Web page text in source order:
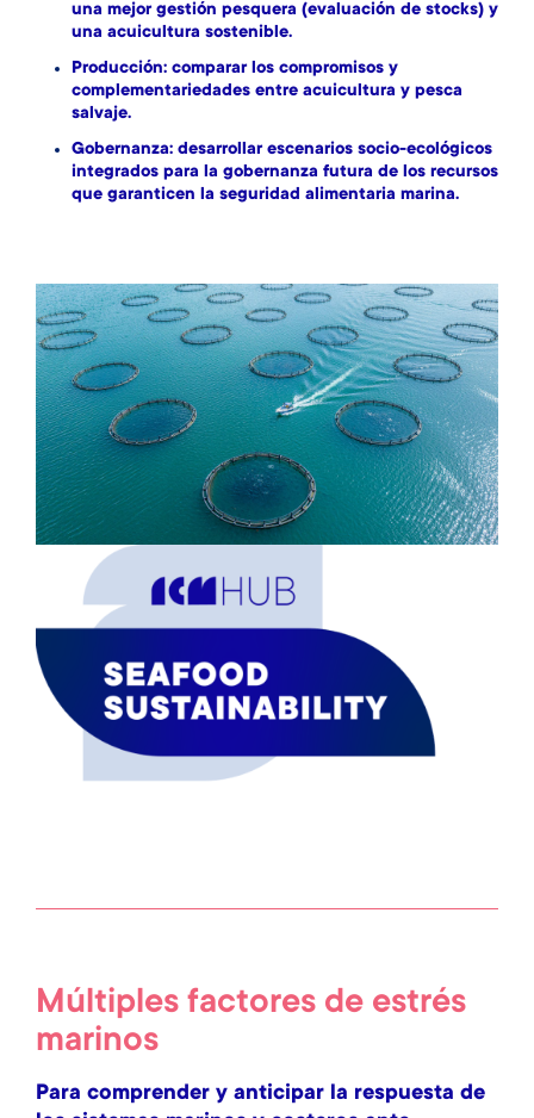
una mejor gestión pesquera (evaluación de stocks) y
una acuicultura sostenible.
Producción: comparar los compromisos y
complementariedades entre acuicultura y pesca
salvaje.
Gobernanza: desarrollar escenarios socio-ecológicos
integrados para la gobernanza futura de los recursos
que garanticen la seguridad alimentaria marina.
Múltiples factores de estrés
marinos
Para comprender y anticipar la respuesta de